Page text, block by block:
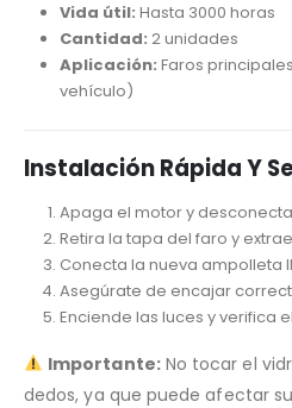
Vida útil: Hasta 3000 horas
Cantidad: 2 unidades
Aplicación: Faros
vehículo)
Instalación Rápida Y
Apaga el motor y
Retira la tapa del faro y
Conecta la nueva ampolleta
Asegúrate de encajar
Enciende las luces y verifica
Importante:No tocar el
dedos, ya que puede afectar